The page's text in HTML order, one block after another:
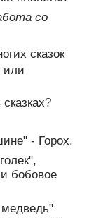
со
сказок
или
- Горох.
бобовое
медведь"